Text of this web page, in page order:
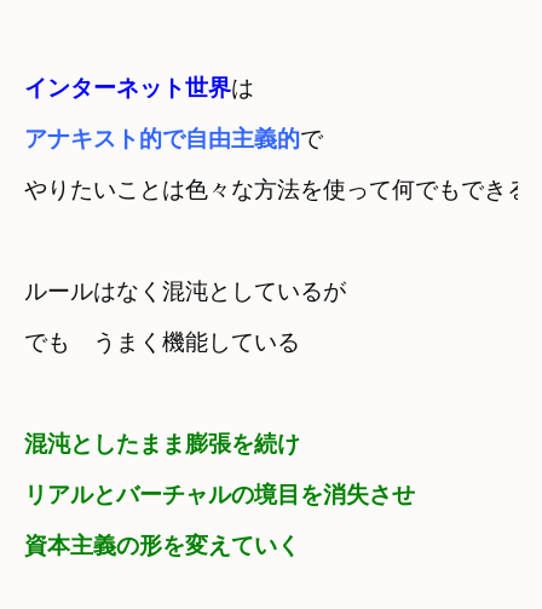
インターネット世界
アナキスト的で自由主義的で
ルールはなく混沌としているが
でも　うまく機能している
混沌としたまま膨張を続け
リアルとバーチャルの境目を消失させ
資本主義の形を変えていく